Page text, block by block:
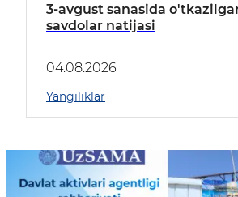
3-avgust sanasida
savdolar natijasi
04.08.2026
Yangiliklar